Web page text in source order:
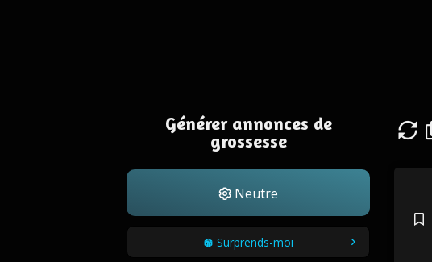
Générer annonces de
grossesse
Neutre
Surprends-moi